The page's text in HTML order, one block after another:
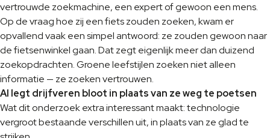
vertrouwde zoekmachine, een expert of gewoon een mens.
Op de vraag hoe zij een fiets zouden zoeken, kwam er
opvallend vaak een simpel antwoord: ze zouden gewoon naar
de fietsenwinkel gaan. Dat zegt eigenlijk meer dan duizend
zoekopdrachten. Groene leefstijlen zoeken niet alleen
informatie — ze zoeken vertrouwen.
AI legt drijfveren bloot in plaats van ze weg te poetsen
Wat dit onderzoek extra interessant maakt: technologie
vergroot bestaande verschillen uit, in plaats van ze glad te